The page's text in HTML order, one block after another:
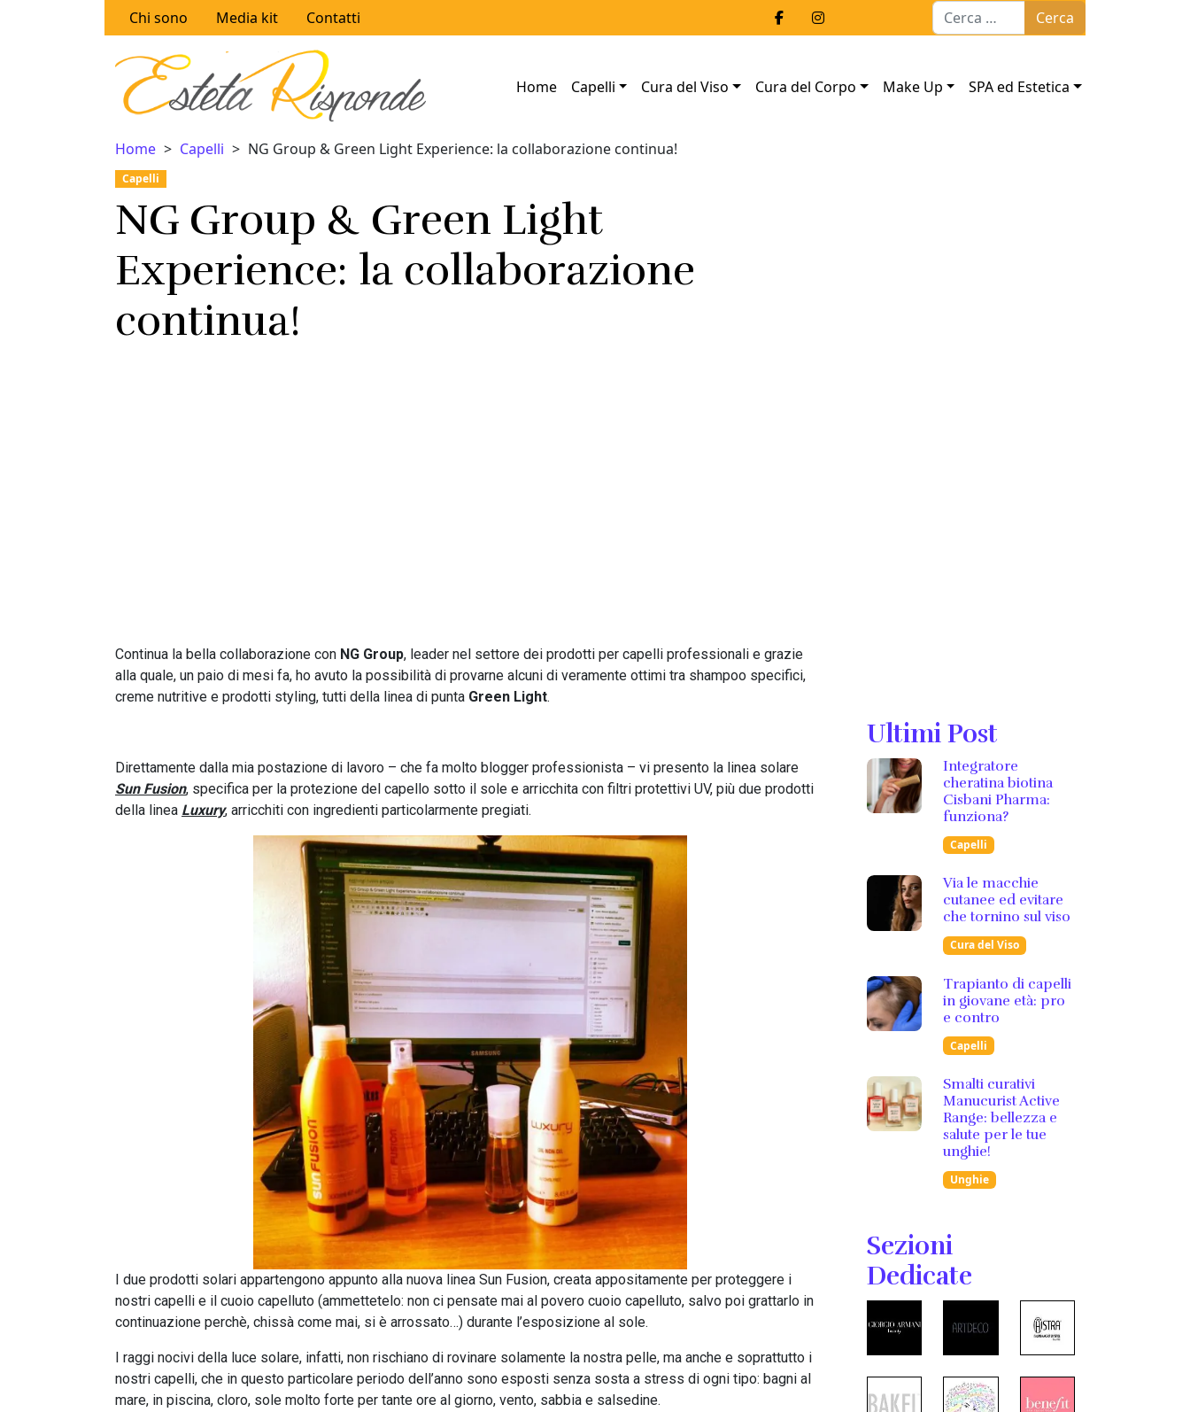
Chi sono Media kit Contatti Ricerca per:
Home Capelli Cura del Viso Cura del Corpo Make Up SPA ed Estetica
Home Capelli NG Group & Green Light Experience: la collaborazione continua!
Capelli
NG Group & Green Light
Experience: la collaborazione
continua!
Continua la bella collaborazione con NG Group, leader nel settore dei prodotti per capelli professionali e grazie
alla quale, un paio di mesi fa, ho avuto la possibilità di provarne alcuni di veramente ottimi tra shampoo specifici,
creme nutritive e prodotti styling, tutti della linea di punta Green Light.
Direttamente dalla mia postazione di lavoro – che fa molto blogger professionista – vi presento la linea solare
Sun Fusion, specifica per la protezione del capello sotto il sole e arricchita con filtri protettivi UV, più due prodotti
della linea Luxury, arricchiti con ingredienti particolarmente pregiati.
I due prodotti solari appartengono appunto alla nuova linea Sun Fusion, creata appositamente per proteggere i
nostri capelli e il cuoio capelluto (ammettetelo: non ci pensate mai al povero cuoio capelluto, salvo poi grattarlo in
continuazione perchè, chissà come mai, si è arrossato…) durante l’esposizione al sole.
I raggi nocivi della luce solare, infatti, non rischiano di rovinare solamente la nostra pelle, ma anche e soprattutto i
nostri capelli, che in questo particolare periodo dell’anno sono esposti senza sosta a stress di ogni tipo: bagni al
mare, in piscina, cloro, sole molto forte per tante ore al giorno, vento, sabbia e salsedine.
Ultimi Post
Integratore
cheratina biotina
Cisbani Pharma:
funziona?
Capelli
Via le macchie
cutanee ed evitare
che tornino sul viso
Cura del Viso
Trapianto di capelli
in giovane età: pro
e contro
Capelli
Smalti curativi
Manucurist Active
Range: bellezza e
salute per le tue
unghie!
Unghie
Sezioni
Dedicate